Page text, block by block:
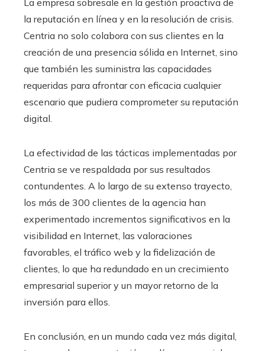
la reputación en línea y en la resolución de crisis.
Centria no solo colabora con sus clientes en la
creación de una presencia sólida en Internet, sino
que también les suministra las capacidades
requeridas para afrontar con eficacia cualquier
escenario que pudiera comprometer su reputación
digital.
La efectividad de las tácticas implementadas por
Centria se ve respaldada por sus resultados
contundentes. A lo largo de su extenso trayecto,
los más de 300 clientes de la agencia han
experimentado incrementos significativos en la
visibilidad en Internet, las valoraciones
favorables, el tráfico web y la fidelización de
clientes, lo que ha redundado en un crecimiento
empresarial superior y un mayor retorno de la
inversión para ellos.
En conclusión, en un mundo cada vez más digital,